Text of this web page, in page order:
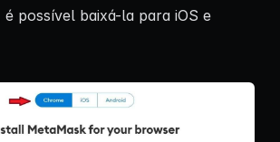
possível baixá-la para iOS e